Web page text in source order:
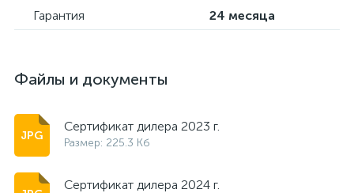
Гарантия 24 месяца
Файлы и документы
Сертификат дилера 2023 г.
Размер: 225.3 Кб
Сертификат дилера 2024 г.